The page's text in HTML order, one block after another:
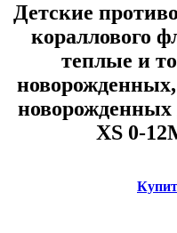
Детские
кораллового
теплые и
новорожденных
XS 0-